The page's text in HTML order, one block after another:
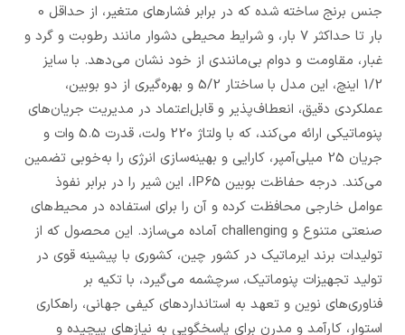
جنس برنج ساخته شده که در برابر فشارهای متغیر، از حداقل 0
بار تا حداکثر 7 بار، و شرایط محیطی دشوار مانند رطوبت و گرد و
غبار، مقاومت و دوام بی‌مانندی از خود نشان می‌دهد. با سایز
1/2 اینچ، این مدل با ساختار 5/2 و بهره‌گیری از دو بوبین،
عملکردی دقیق، انعطاف‌پذیر و قابل‌اعتماد در مدیریت جریان‌های
پنوماتیکی ارائه می‌کند، که با ولتاژ 220 ولت، قدرت 5.5 وات و
جریان 25 میلی‌آمپر، کارایی و بهینه‌سازی انرژی را به‌خوبی تضمین
می‌کند. درجه حفاظت بوبین IP65، این شیر را در برابر نفوذ
عوامل خارجی محافظت کرده و آن را برای استفاده در محیط‌های
صنعتی متنوع و challenging آماده می‌سازد. این محصول که از
تولیدات برند ایرماتیک در کشور چین، کشوری با پیشینه قوی در
تولید تجهیزات پنوماتیک، سرچشمه می‌گیرد، با تکیه بر
فناوری‌های نوین و تعهد به استانداردهای کیفی جهانی، راهکاری
استوار، کارآمد و مدرن برای پاسخگویی به نیازهای پیچیده و